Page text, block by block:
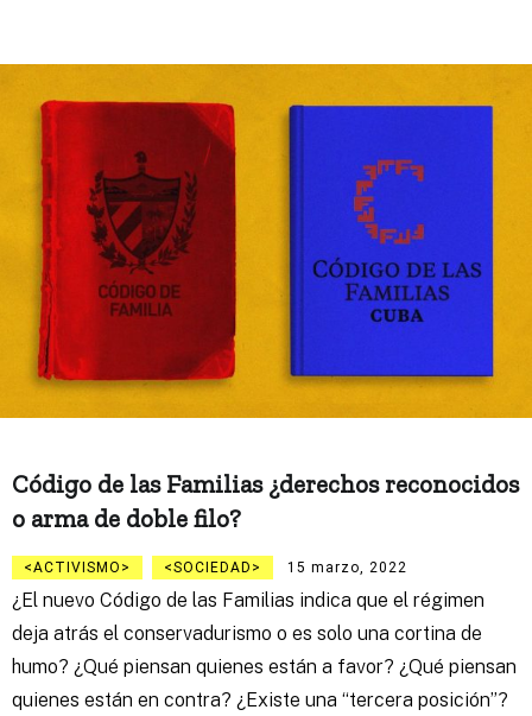
Código de las Familias ¿derechos reconocidos
o arma de doble filo?
ACTIVISMO SOCIEDAD 15 marzo, 2022
¿El nuevo Código de las Familias indica que el régimen
deja atrás el conservadurismo o es solo una cortina de
humo? ¿Qué piensan quienes están a favor? ¿Qué piensan
quienes están en contra? ¿Existe una “tercera posición”?